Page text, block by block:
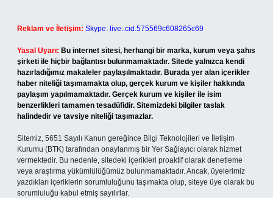
Reklam ve İletişim: Skype: live:.cid.575569c608265c69
Yasal Uyarı: Bu internet sitesi, herhangi bir marka, kurum veya şahıs
şirketi ile hiçbir bağlantısı bulunmamaktadır. Sitede yalnızca kendi
hazırladığımız makaleler paylaşılmaktadır. Burada yer alan içerikler
haber niteliği taşımamakta olup, gerçek kurum ve kişiler hakkında
paylaşım yapılmamaktadır. Gerçek kurum ve kişiler ile isim
benzerlikleri tamamen tesadüfidir. Sitemizdeki bilgiler taslak
halindedir ve tavsiye niteliği taşımazlar.
Sitemiz, 5651 Sayılı Kanun gereğince Bilgi Teknolojileri ve İletişim
Kurumu (BTK) tarafından onaylanmış bir Yer Sağlayıcı olarak hizmet
vermektedir. Bu nedenle, sitedeki içerikleri proaktif olarak denetleme
veya araştırma yükümlülüğümüz bulunmamaktadır. Ancak, üyelerimiz
yazdıkları içeriklerin sorumluluğunu taşımakta olup, siteye üye olarak bu
sorumluluğu kabul etmiş sayılırlar.